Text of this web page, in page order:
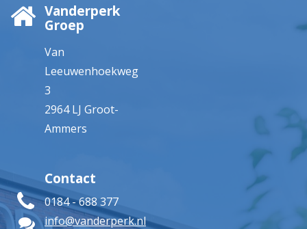
Vanderperk
Groep
Van
Leeuwenhoekweg
3
2964 LJ Groot-
Ammers
Contact
0184 - 688 377
info@vanderperk.nl